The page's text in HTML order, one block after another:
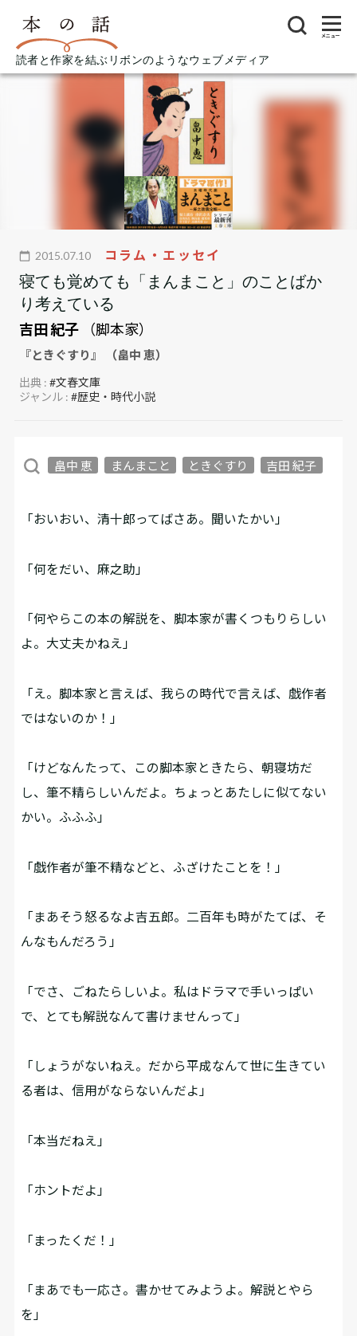
読者と作家を結ぶリボンのようなウェブメディア
メニュー
2015.07.10 コラム・エッセイ
寝ても覚めても「まんまこと」のことばか
り考えている
吉田 紀子
（脚本家）
『ときぐすり』 （畠中 恵）
出典 :#文春文庫
ジャンル :#歴史・時代小説
畠中 恵 まんまこと ときぐすり 吉田 紀子
「おいおい、清十郎ってばさあ。聞いたかい」
「何をだい、麻之助」
「何やらこの本の解説を、脚本家が書くつもりらしい
よ。大丈夫かねえ」
「え。脚本家と言えば、我らの時代で言えば、戯作者
ではないのか！」
「けどなんたって、この脚本家ときたら、朝寝坊だ
し、筆不精らしいんだよ。ちょっとあたしに似てない
かい。ふふふ」
「戯作者が筆不精などと、ふざけたことを！」
「まあそう怒るなよ吉五郎。二百年も時がたてば、そ
んなもんだろう」
「でさ、ごねたらしいよ。私はドラマで手いっぱい
で、とても解説なんて書けませんって」
「しょうがないねえ。だから平成なんて世に生きてい
る者は、信用がならないんだよ」
「本当だねえ」
「ホントだよ」
「まったくだ！」
「まあでも一応さ。書かせてみようよ。解説とやら
を」